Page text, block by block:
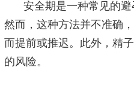
安全期是一种常见的
然而，这种方法并不准确
而提前或推迟。此外，精
的风险。